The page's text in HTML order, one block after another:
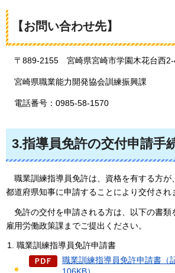
【お問い合わせ先】
〒889-2155 宮崎県宮崎市学園木花台西
宮崎県職業能力開発協会訓練振興課
電話番号：0985-58-1570
3.指導員免許の交付申請手
職業訓練指導員免許は、資格を有する方が
都道府県知事に申請することにより交付され
免許の交付を申請される方は、以下の書類
雇用労働政策課までご提出ください。
職業訓練指導員免許申請書
職業訓練指導員免許申請書（
106KB）